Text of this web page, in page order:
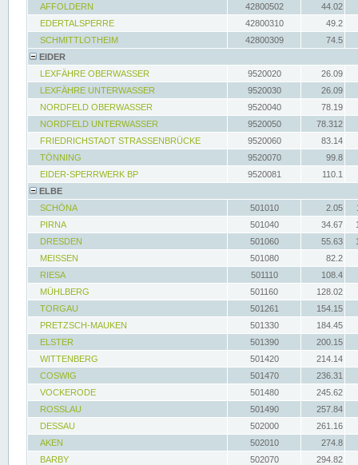
AFFOLDERN
42800502
44.02
EDERTALSPERRE
42800310
49.2
SCHMITTLOTHEIM
42800309
74.5
EIDER
LEXFÄHRE OBERWASSER
9520020
26.09
LEXFÄHRE UNTERWASSER
9520030
26.09
NORDFELD OBERWASSER
9520040
78.19
NORDFELD UNTERWASSER
9520050
78.312
FRIEDRICHSTADT STRASSENBRÜCKE
9520060
83.14
TÖNNING
9520070
99.8
EIDER-SPERRWERK BP
9520081
110.1
ELBE
SCHÖNA
501010 2.05
PIRNA
501040 34.67
DRESDEN
501060 55.63
MEISSEN
501080
82.2
RIESA
501110
108.4
MÜHLBERG
501160
128.02
TORGAU
501261
154.15
PRETZSCH-MAUKEN
501330
184.45
ELSTER
501390
200.15
WITTENBERG
501420
214.14
COSWIG
501470
236.31
VOCKERODE
501480
245.62
ROSSLAU
501490
257.84
DESSAU
502000
261.16
AKEN
502010
274.8
BARBY
502070
294.82